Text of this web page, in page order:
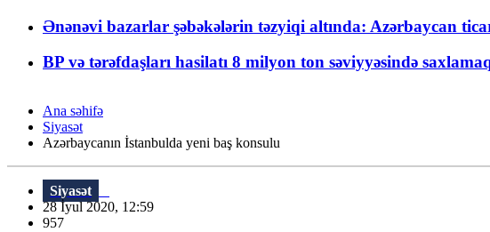
Ənənəvi bazarlar şəbəkələrin təzyiqi altında: Azərbaycan
BP və tərəfdaşları hasilatı 8 milyon ton səviyyəsində
Ana səhifə
Siyasət
Azərbaycanın İstanbulda yeni baş konsulu
Siyasət
28 İyul 2020, 12:59
957